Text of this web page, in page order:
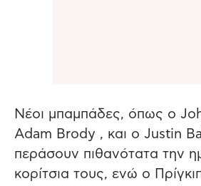
Νέοι μπαμπάδες, όπως ο
Adam Brody , και ο Justin
περάσουν πιθανότατα την
κορίτσια τους, ενώ ο